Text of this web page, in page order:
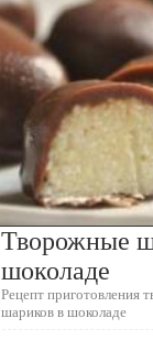
Творожные
шоколаде
Рецепт приготовления
шариков в шоколаде